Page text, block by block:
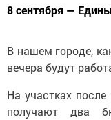
8 сентября —
В нашем городе,
вечера будут
На участках
получают два